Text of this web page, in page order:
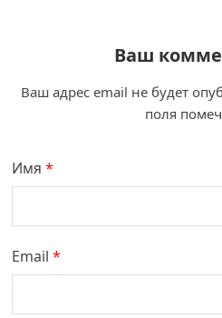
Ваш
Ваш адрес email не будет
поля
Имя*
Email*